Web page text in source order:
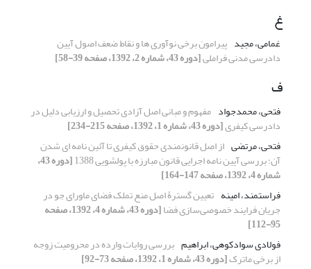
غ
غمامی، مجید پیرامون برخی نوآوری ها و نقاط ضعف اصول آیین
دادرسی مدنی فراملی[دوره 43، شماره 2، 1392، صفحه 39-58]
ف
فتحی، محمدجواد مفهوم و مبانی اصل آزادی تحصیل و ارزیابی دلیل در
دادرسی کیفری[دوره 43، شماره 1، 1392، صفحه 215-234]
فتحی، مرتضی از اصل قانونمندی حقوق کیفری تا آئین نامه ای شدن
آن؛ بررسی آیین نامه اجرایی قانون مبارزه با پولشویی 1388 [دوره 43،
شماره 4، 1392، صفحه 147-164]
فراستمند، امینه تعیین گسترۀ اصل منع تملک فضای ماورای جو در
جریان فرایند خصوصی‌سازی فضا [دوره 43، شماره 4، 1392، صفحه
95-112]
فولادی سوادکوهی، ابراهیم بررسی روایات وارده در محرومیت زوجه
از برخی ماترک[دوره 43، شماره 1، 1392، صفحه 73-92]